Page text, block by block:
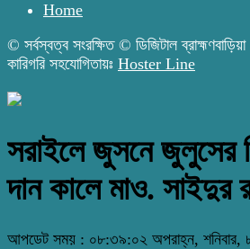
Home
© সর্বস্বত্ব সংরক্ষিত © ডিজিটাল ব্রাহ্মণবাড়িয়া
কারিগরি সহযোগিতায়ঃ Hoster Line
সরাইলে জুসনে জুলুসের
দান কালে মাও. সাইদুর
আপডেট সময় : ০৮:৩৯:০২ অপরাহ্ন, শনিবার,